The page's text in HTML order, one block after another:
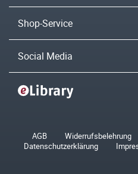
Shop-Service
Social Media
AGB Widerrufsbelehrung
Datenschutzerklärung